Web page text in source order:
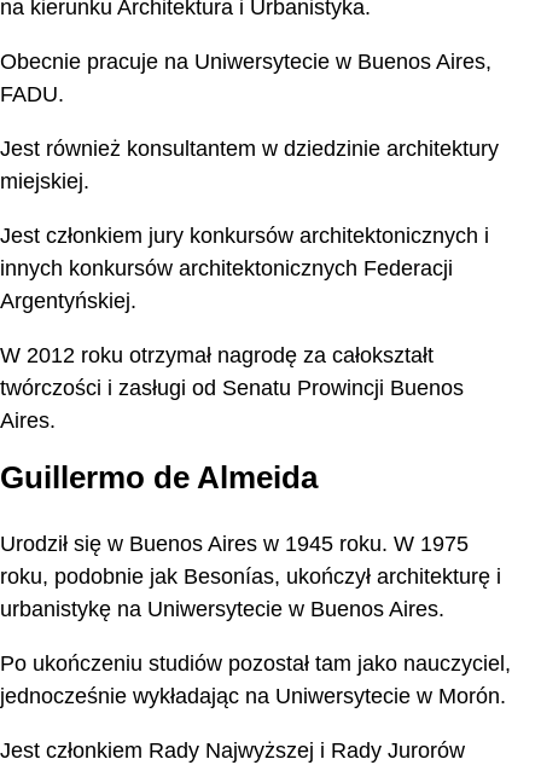
na kierunku Architektura i Urbanistyka.
Obecnie pracuje na Uniwersytecie w Buenos Aires,
FADU.
Jest również konsultantem w dziedzinie architektury
miejskiej.
Jest członkiem jury konkursów architektonicznych i
innych konkursów architektonicznych Federacji
Argentyńskiej.
W 2012 roku otrzymał nagrodę za całokształt
twórczości i zasługi od Senatu Prowincji Buenos
Aires.
Guillermo de Almeida
Urodził się w Buenos Aires w 1945 roku. W 1975
roku, podobnie jak Besonías, ukończył architekturę i
urbanistykę na Uniwersytecie w Buenos Aires.
Po ukończeniu studiów pozostał tam jako nauczyciel,
jednocześnie wykładając na Uniwersytecie w Morón.
Jest członkiem Rady Najwyższej i Rady Jurorów